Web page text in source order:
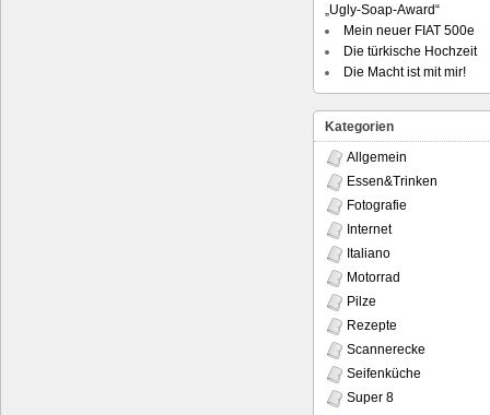
„Ugly-Soap-Award“
Mein neuer FIAT 500e
Die türkische Hochzeit
Die Macht ist mit mir!
Kategorien
Allgemein
Essen&Trinken
Fotografie
Internet
Italiano
Motorrad
Pilze
Rezepte
Scannerecke
Seifenküche
Super 8